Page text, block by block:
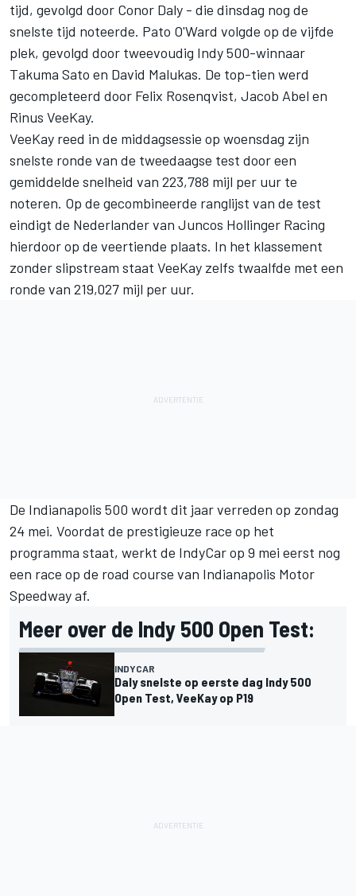
tijd, gevolgd door Conor Daly - die dinsdag nog de
snelste tijd noteerde. Pato O'Ward volgde op de vijfde
plek, gevolgd door tweevoudig Indy 500-winnaar
Takuma Sato en David Malukas. De top-tien werd
gecompleteerd door Felix Rosenqvist, Jacob Abel en
Rinus VeeKay.
VeeKay reed in de middagsessie op woensdag zijn
snelste ronde van de tweedaagse test door een
gemiddelde snelheid van 223,788 mijl per uur te
noteren. Op de gecombineerde ranglijst van de test
eindigt de Nederlander van Juncos Hollinger Racing
hierdoor op de veertiende plaats. In het klassement
zonder slipstream staat VeeKay zelfs twaalfde met een
ronde van 219,027 mijl per uur.
De Indianapolis 500 wordt dit jaar verreden op zondag
24 mei. Voordat de prestigieuze race op het
programma staat, werkt de IndyCar op 9 mei eerst nog
een race op de road course van Indianapolis Motor
Speedway af.
Meer over de Indy 500 Open Test:
INDYCAR
Daly snelste op eerste dag Indy 500
Open Test, VeeKay op P19